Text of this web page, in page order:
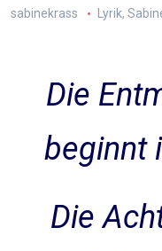
sabinekrass Lyrik,
Die
beginnt
Die